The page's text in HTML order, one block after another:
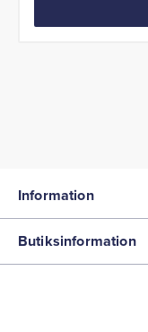
Information
Butiksinformation